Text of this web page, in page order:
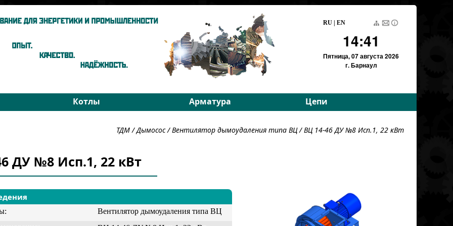
RU EN
14:41
Пятница,07 августа 2026
г. Барнаул
Котлы Арматура Цепи
Водогрейные котлы
Подбор
На высокие параметры
Тяговые пластинчатые
Грузовые пластинчатые
Для энергетики
ТДМ/Дымосос/Вентилятор дымоудаления типа ВЦ/ ВЦ 14-46 ДУ №8 Исп.1, 22 кВт
ДУ №8 Исп.1, 22 кВт
Вентилятор дымоудаления типа ВЦ